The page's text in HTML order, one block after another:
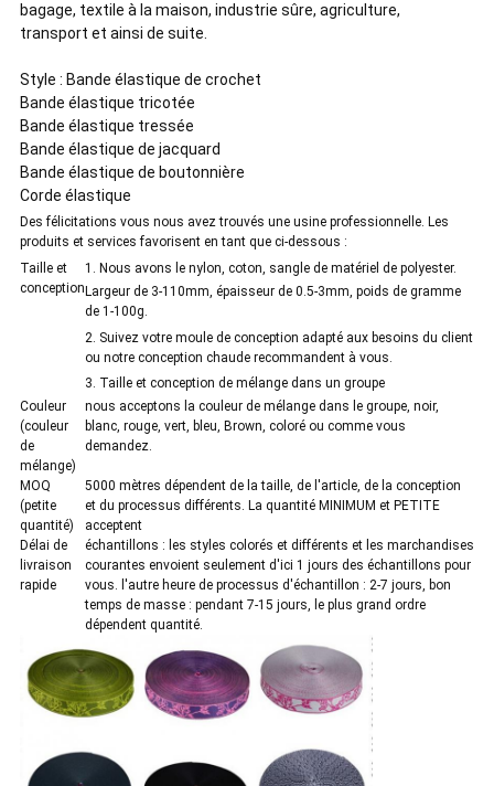
bagage, textile à la maison, industrie sûre, agriculture,
transport et ainsi de suite.
Style : Bande élastique de crochet
Bande élastique tricotée
Bande élastique tressée
Bande élastique de jacquard
Bande élastique de boutonnière
Corde élastique
Des félicitations vous nous avez trouvés une usine professionnelle. Les
produits et services favorisent en tant que ci-dessous :
Taille et
conception
1. Nous avons le nylon, coton, sangle de matériel de polyester.
Largeur de 3-110mm, épaisseur de 0.5-3mm, poids de gramme
de 1-100g.
2. Suivez votre moule de conception adapté aux besoins du client
ou notre conception chaude recommandent à vous.
3. Taille et conception de mélange dans un groupe
Couleur
(couleur
de
mélange)
nous acceptons la couleur de mélange dans le groupe, noir,
blanc, rouge, vert, bleu, Brown, coloré ou comme vous
demandez.
MOQ
(petite
quantité)
5000 mètres dépendent de la taille, de l'article, de la conception
et du processus différents. La quantité MINIMUM et PETITE
acceptent
Délai de
livraison
rapide
échantillons : les styles colorés et différents et les marchandises
courantes envoient seulement d'ici 1 jours des échantillons pour
vous. l'autre heure de processus d'échantillon : 2-7 jours, bon
temps de masse : pendant 7-15 jours, le plus grand ordre
dépendent quantité.